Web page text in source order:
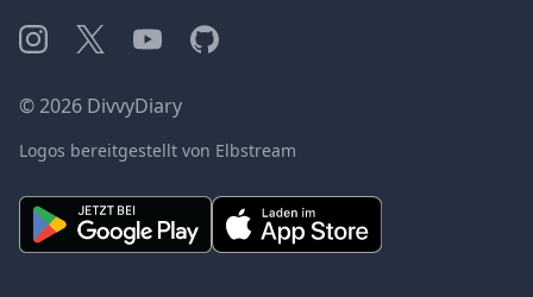
Instagram
X YouTubeGitHub
©2026 DivvyDiary
Logos bereitgestellt von Elbstream